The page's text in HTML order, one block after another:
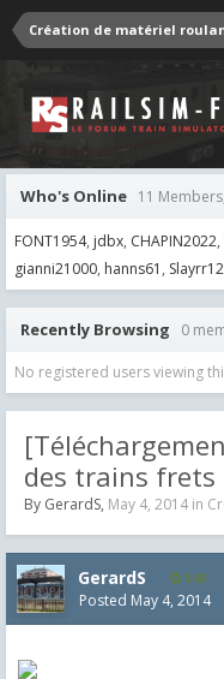
Création de matériel
Who's Online 11
FONT1954 jdbx CHAPIN2022
gianni21000 hanns61
Recently Browsing 0
No registered users viewing
des trains frets
By GerardS, May 4, 2014 in
GerardS 548
Posted May 4, 2014